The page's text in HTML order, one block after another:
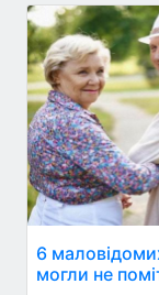
6
могли не